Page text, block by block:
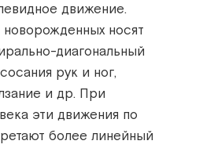
движение.
носят
диагональный
рук и ног,
и др. При
эти движения по
более линейный